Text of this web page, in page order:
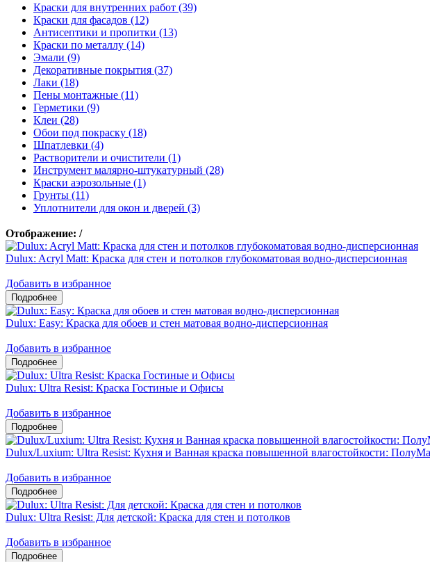
Краски для внутренних работ (39)
Краски для фасадов (12)
Антисептики и пропитки (13)
Краски по металлу (14)
Эмали (9)
Декоративные покрытия (37)
Лаки (18)
Пены монтажные (11)
Герметики (9)
Клеи (28)
Обои под покраску (18)
Шпатлевки (4)
Растворители и очистители (1)
Инструмент малярно-штукатурный (28)
Краски аэрозольные (1)
Грунты (11)
Уплотнители для окон и дверей (3)
Отображение: /
Dulux: Acryl Matt: Краска для стен и потолков глубокоматовая водно-дисперсионная
Добавить в избранное
Dulux: Easy: Краска для обоев и стен матовая водно-дисперсионная
Добавить в избранное
Dulux: Ultra Resist: Краска Гостиные и Офисы
Добавить в избранное
Dulux/Luxium: Ultra Resist: Кухня и Ванная краска повышенной влагостойкости:
Добавить в избранное
Dulux: Ultra Resist: Для детской: Краска для стен и потолков
Добавить в избранное